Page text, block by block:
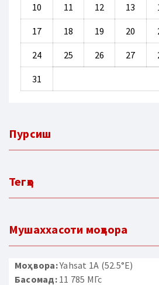
10 11 12 13
17 18 19 20
24 25 26 27
31
Пурсиш
Тегҳо
Мушаххасоти моҳвора
Моҳвора:Yahsat 1A (52.5°E)
Басомад:11 785 МГс